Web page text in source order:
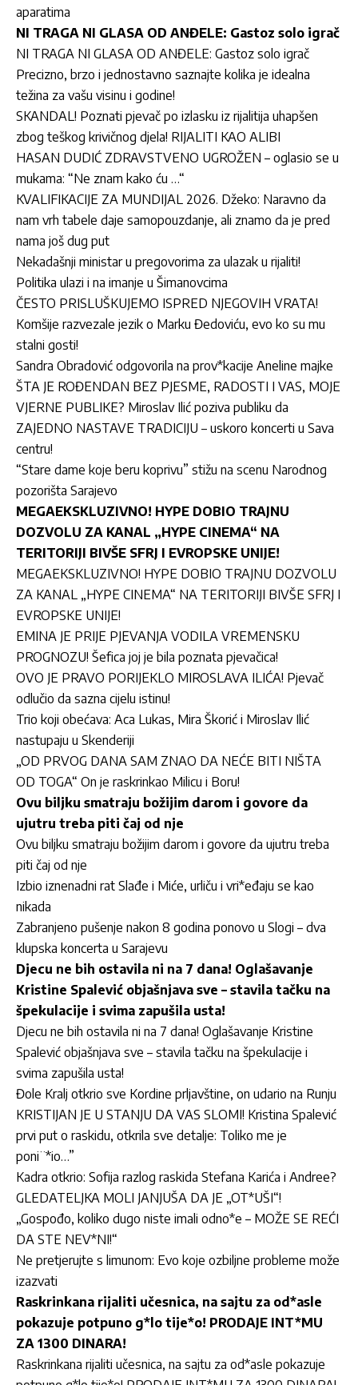
aparatima
NI TRAGA NI GLASA OD ANĐELE: Gastoz solo igrač
NI TRAGA NI GLASA OD ANĐELE: Gastoz solo igrač
Precizno, brzo i jednostavno saznajte kolika je idealna
težina za vašu visinu i godine!
SKANDAL! Poznati pjevač po izlasku iz rijalitija uhapšen
zbog teškog krivičnog djela! RIJALITI KAO ALIBI
HASAN DUDIĆ ZDRAVSTVENO UGROŽEN – oglasio se u
mukama: “Ne znam kako ću …“
KVALIFIKACIJE ZA MUNDIJAL 2026. Džeko: Naravno da
nam vrh tabele daje samopouzdanje, ali znamo da je pred
nama još dug put
Nekadašnji ministar u pregovorima za ulazak u rijaliti!
Politika ulazi i na imanje u Šimanovcima
ČESTO PRISLUŠKUJEMO ISPRED NJEGOVIH VRATA!
Komšije razvezale jezik o Marku Đedoviću, evo ko su mu
stalni gosti!
Sandra Obradović odgovorila na prov*kacije Aneline majke
ŠTA JE ROĐENDAN BEZ PJESME, RADOSTI I VAS, MOJE
VJERNE PUBLIKE? Miroslav Ilić poziva publiku da
ZAJEDNO NASTAVE TRADICIJU – uskoro koncerti u Sava
centru!
“Stare dame koje beru koprivu” stižu na scenu Narodnog
pozorišta Sarajevo
MEGAEKSKLUZIVNO! HYPE DOBIO TRAJNU
DOZVOLU ZA KANAL „HYPE CINEMA“ NA
TERITORIJI BIVŠE SFRJ I EVROPSKE UNIJE!
MEGAEKSKLUZIVNO! HYPE DOBIO TRAJNU DOZVOLU
ZA KANAL „HYPE CINEMA“ NA TERITORIJI BIVŠE SFRJ I
EVROPSKE UNIJE!
EMINA JE PRIJE PJEVANJA VODILA VREMENSKU
PROGNOZU! Šefica joj je bila poznata pjevačica!
OVO JE PRAVO PORIJEKLO MIROSLAVA ILIĆA! Pjevač
odlučio da sazna cijelu istinu!
Trio koji obećava: Aca Lukas, Mira Škorić i Miroslav Ilić
nastupaju u Skenderiji
„OD PRVOG DANA SAM ZNAO DA NEĆE BITI NIŠTA
OD TOGA“ On je raskrinkao Milicu i Boru!
Ovu biljku smatraju božijim darom i govore da
ujutru treba piti čaj od nje
Ovu biljku smatraju božijim darom i govore da ujutru treba
piti čaj od nje
Izbio iznenadni rat Slađe i Miće, urliču i vri*eđaju se kao
nikada
Zabranjeno pušenje nakon 8 godina ponovo u Slogi – dva
klupska koncerta u Sarajevu
Djecu ne bih ostavila ni na 7 dana! Oglašavanje
Kristine Spalević objašnjava sve – stavila tačku na
špekulacije i svima zapušila usta!
Djecu ne bih ostavila ni na 7 dana! Oglašavanje Kristine
Spalević objašnjava sve – stavila tačku na špekulacije i
svima zapušila usta!
Đole Kralj otkrio sve Kordine prljavštine, on udario na Runju
KRISTIJAN JE U STANJU DA VAS SLOMI! Kristina Spalević
prvi put o raskidu, otkrila sve detalje: Toliko me je
poni¨*io…”
Kadra otkrio: Sofija razlog raskida Stefana Karića i Andree?
GLEDATELJKA MOLI JANJUŠA DA JE „OT*UŠI“!
„Gospođo, koliko dugo niste imali odno*e – MOŽE SE REĆI
DA STE NEV*NI!“
Ne pretjerujte s limunom: Evo koje ozbiljne probleme može
izazvati
Raskrinkana rijaliti učesnica, na sajtu za od*asle
pokazuje potpuno g*lo tije*o! PRODAJE INT*MU
ZA 1300 DINARA!
Raskrinkana rijaliti učesnica, na sajtu za od*asle pokazuje